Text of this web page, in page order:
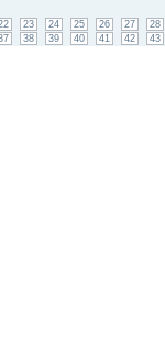
23 24 25 26 27 28
38 39 40 41 42 43